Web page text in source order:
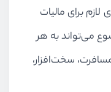
برای مالیات
می‌تواند به هر
سخت‌افزار،